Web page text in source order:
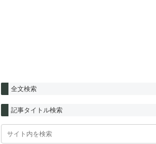
全文検索
記事タイトル検索